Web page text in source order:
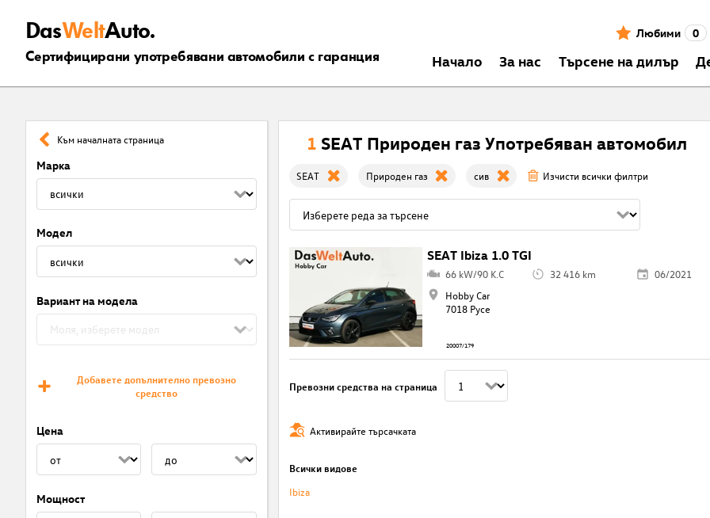
DasWeltAuto.
Сертифицирани употребявани автомобили с гаранция
Любими 0
Началo За нас Търсене на дилър
Към началната страница
Марка
Модел
Вариант на модела
Добавете допълнително превозно
средство
Цена
Мощност
1 SEAT Природен газ Употребяван автомобил
SEAT Природен газ сив Изчисти всички филтри
SEAT Ibiza 1.0 TGI
66 kW/90 K.C 32 416 km
06/2021
Hobby Car
7018 Русе
20007/179
Превозни средства на страница
Активирайте търсачката
Всички видове
Ibiza